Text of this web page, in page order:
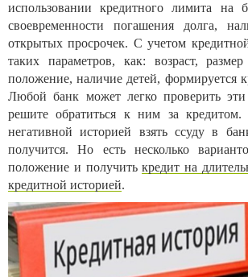
использовании кредитного лимита на
своевременности погашения долга,
открытых просрочек. С учетом
таких параметров, как: возраст,
положение, наличие детей, формируется
Любой банк может легко проверить
решите обратиться к ним за
негативной историей взять ссуду в
получится. Но есть несколько
положение и получитькредит на
кредитной историей.